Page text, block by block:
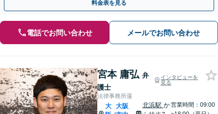
料金表を見る
電話でお問い合わせ メールでお問い合わせ
宮本 庸弘 弁
護士
インタビューを
見る
法律事務所蓮
大
大阪
北浜駅 か営業時間：09:00